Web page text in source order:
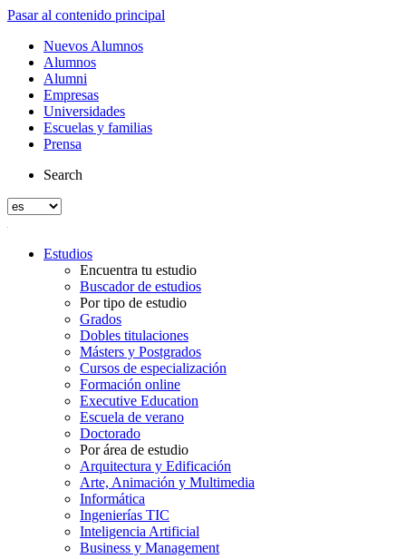
Pasar al contenido principal
Nuevos Alumnos
Alumnos
Alumni
Empresas
Universidades
Escuelas y familias
Prensa
Search
Estudios
Encuentra tu estudio
Buscador de estudios
Por tipo de estudio
Grados
Dobles titulaciones
Másters y Postgrados
Cursos de especialización
Formación online
Executive Education
Escuela de verano
Doctorado
Por área de estudio
Arquitectura y Edificación
Arte, Animación y Multimedia
Informática
Ingenierías TIC
Inteligencia Artificial
Business y Management